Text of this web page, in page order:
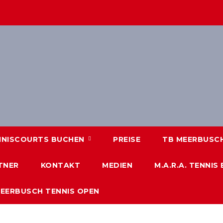
BUCHEN PREISE TB
KONTAKT MEDIEN M.A.R.A. TENNIS
TENNIS OPEN